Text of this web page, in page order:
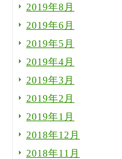
2019年8月
2019年6月
2019年5月
2019年4月
2019年3月
2019年2月
2019年1月
2018年12月
2018年11月